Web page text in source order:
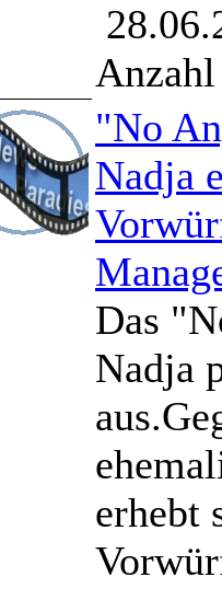
"No
Nadja
Das
Nadja
erhebt